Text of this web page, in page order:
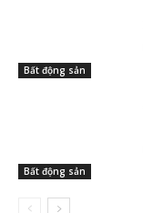
Bất động sản
Bất động sản